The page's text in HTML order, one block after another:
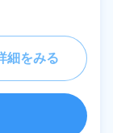
細をみる